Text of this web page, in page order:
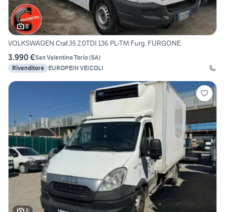
8
VOLKSWAGEN Craf.35 2.0TDI 136 PL-TM Furg. FURGONE
3.990 €San Valentino Torio(SA)
Rivenditore EUROPEIN VEICOLI